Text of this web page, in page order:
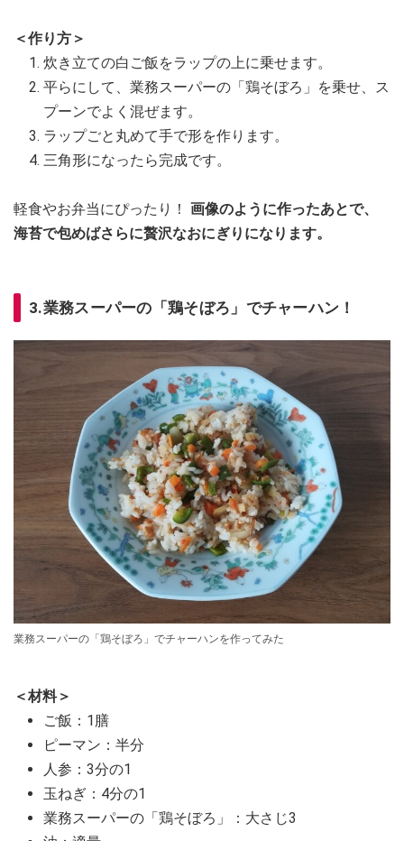
＜作り方＞
炊き立ての白ご飯をラップの上に乗せます。
平らにして、業務スーパーの「鶏そぼろ」を乗せ、ス
プーンでよく混ぜます。
ラップごと丸めて手で形を作ります。
三角形になったら完成です。
軽食やお弁当にぴったり！ 画像のように作ったあとで、
海苔で包めばさらに贅沢なおにぎりになります。
3.業務スーパーの「鶏そぼろ」でチャーハン！
業務スーパーの「鶏そぼろ」でチャーハンを作ってみた
＜材料＞
ご飯：1膳
ピーマン：半分
人参：3分の1
玉ねぎ：4分の1
業務スーパーの「鶏そぼろ」：大さじ3